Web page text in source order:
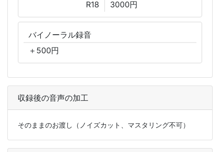
R18 3000円
バイノーラル録音
＋ 500円
収録後の音声の加工
そのままのお渡し（ノイズカット、マスタリング不可）